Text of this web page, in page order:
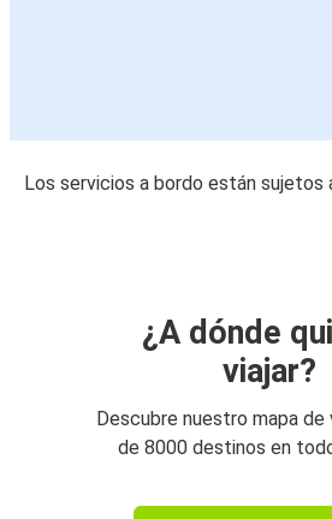
Los servicios a bordo están sujetos
¿A dónde
viajar?
Descubre nuestro mapa de
de 8000 destinos en